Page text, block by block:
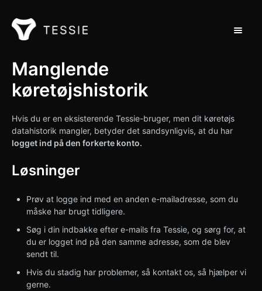
Toggle
Støtte til hjemmet
Kontakt
Manglende
køretøjshistorik
Hvis du er en eksisterende Tessie-bruger, men dit køretøjs
datahistorik mangler, betyder det sandsynligvis, at du har
logget ind på den forkerte konto.
Løsninger
Prøv at logge ind med en anden e-mailadresse, som du
måske har brugt tidligere.
Søg i din indbakke efter e-mails fra Tessie, og sørg for, at
du er logget ind på den samme adresse, som de blev
sendt til.
Hvis du stadig har problemer, så kontakt os, så hjælper vi
gerne.